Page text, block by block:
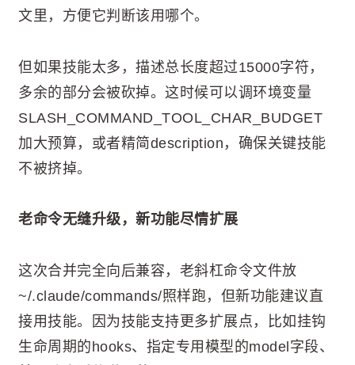
文里，方便它判断该用哪个。
但如果技能太多，描述总长度超过15000字符，
多余的部分会被砍掉。这时候可以调环境变量
SLASH_COMMAND_TOOL_CHAR_BUDGET
加大预算，或者精简description，确保关键技能
不被挤掉。
老命令无缝升级，新功能尽情扩展
这次合并完全向后兼容，老斜杠命令文件放
~/.claude/commands/照样跑，但新功能建议直
接用技能。因为技能支持更多扩展点，比如挂钩
生命周期的hooks、指定专用模型的model字段、